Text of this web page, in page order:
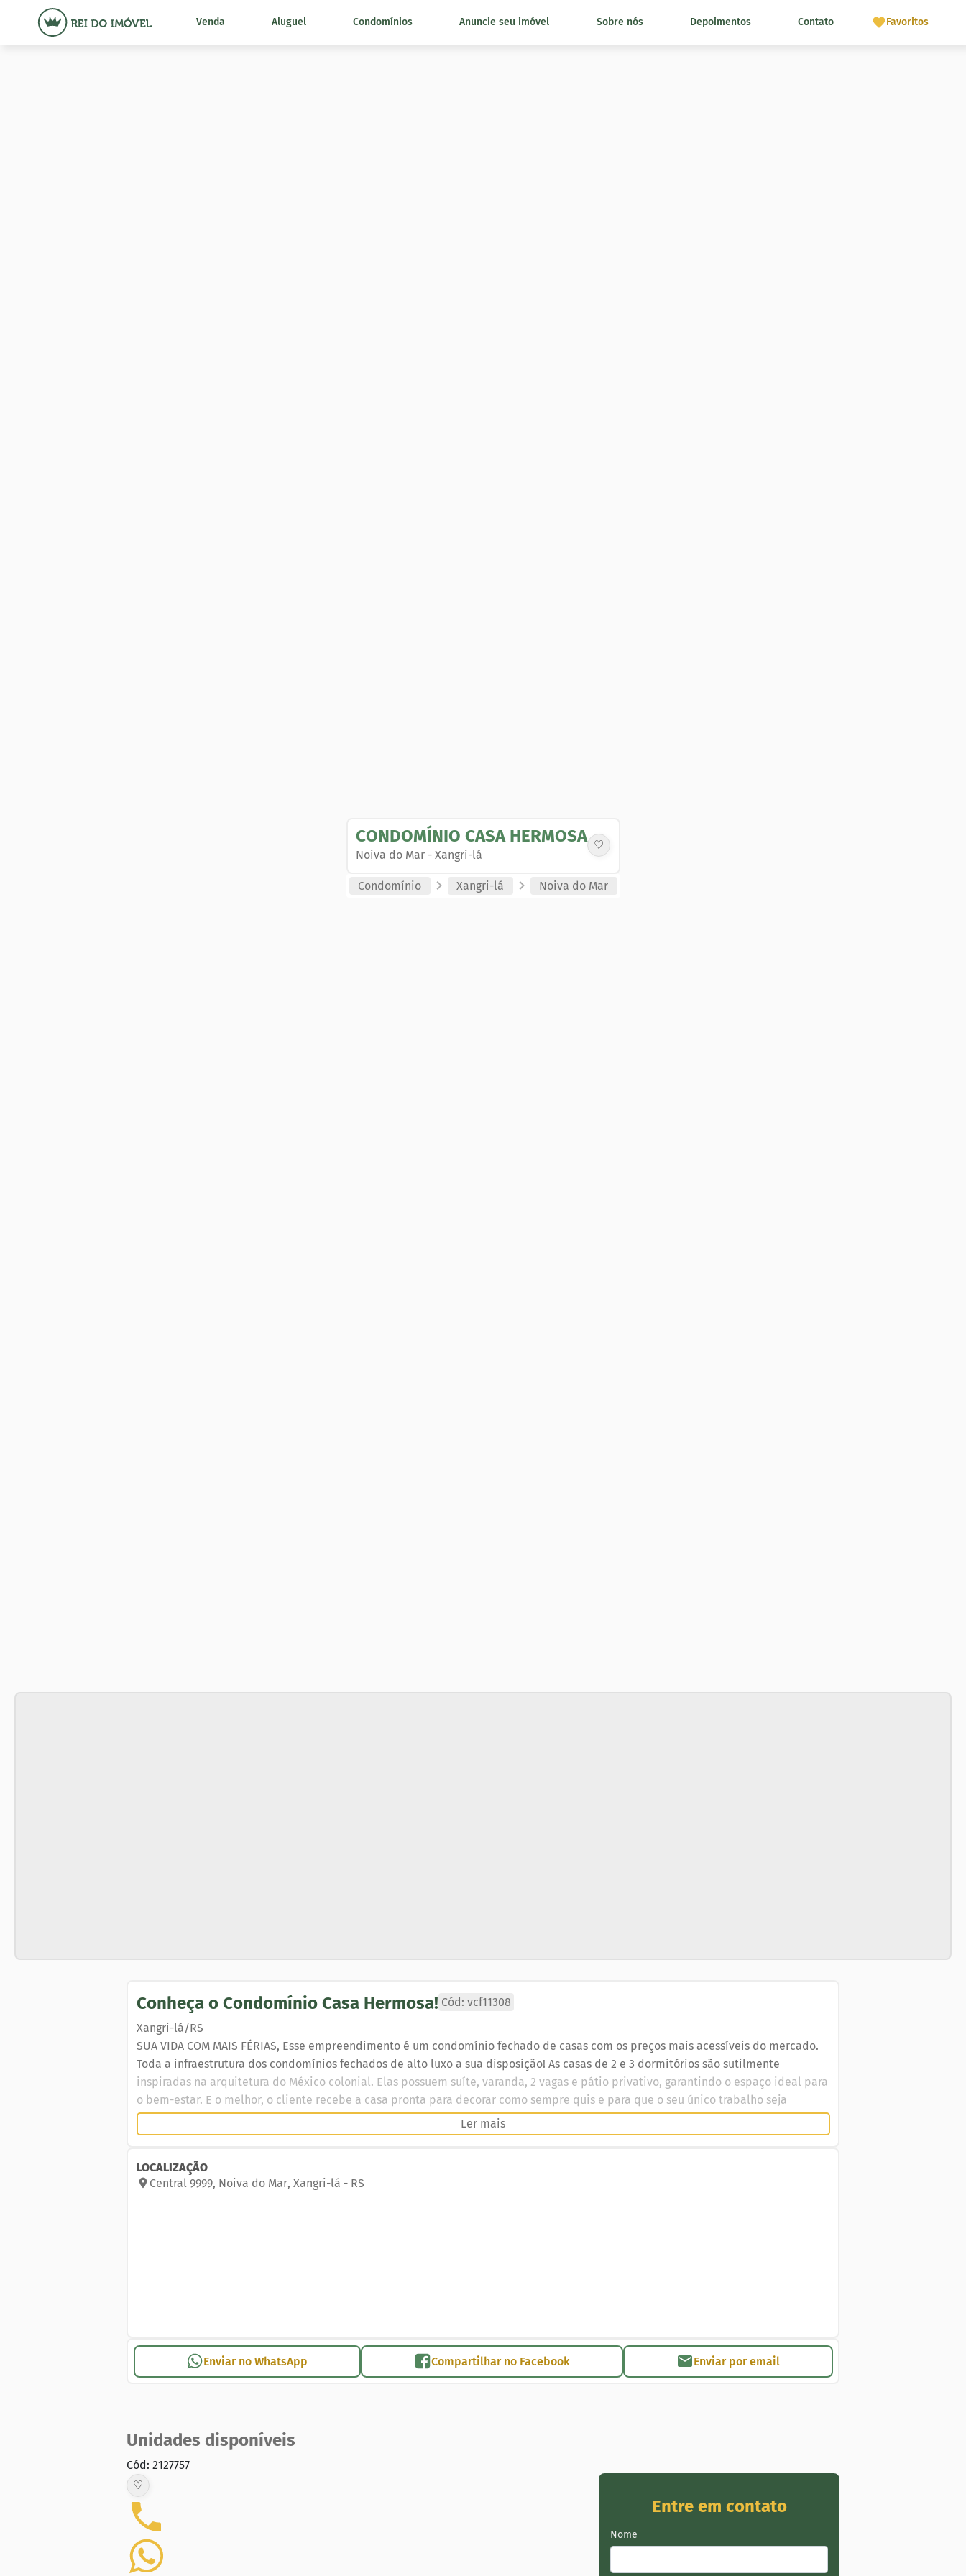
Venda Aluguel Condomínios Anuncie seu imóvel Sobre nós Depoimentos Contato Favoritos
CONDOMÍNIO CASA HERMOSA
Noiva do Mar - Xangri-lá
♡
Condomínio Xangri-lá Noiva do Mar
Conheça o Condomínio Casa Hermosa! Cód: vcf11308
Xangri-lá/RS
SUA VIDA COM MAIS FÉRIAS, Esse empreendimento é um condomínio fechado de casas com os preços mais acessíveis do mercado.
Toda a infraestrutura dos condomínios fechados de alto luxo a sua disposição! As casas de 2 e 3 dormitórios são sutilmente
inspiradas na arquitetura do México colonial. Elas possuem suíte, varanda, 2 vagas e pátio privativo, garantindo o espaço ideal para
o bem-estar. E o melhor, o cliente recebe a casa pronta para decorar como sempre quis e para que o seu único trabalho seja
aproveitar. Clube completo com salão de festas, espaço kids, lareira, gourmeteria, bar, lan house. Piscina com prainha, raia e
escorregador. Lago ornamental e trapiche com lounge e lareira. Playground ao ar livre. INFRAESTRUTURA: Quadras de tênis de saibro
faxineira e baby-sitter.SEGURANÇA:A área do condomínio é fechada e possui segurança 24 horas com portaria e rondas o ano inteiro.
PARADOURO À BEIRA MAR:O condomínio tem um paradouro à beira-mar com tudo o que é preciso para que as pessoas levem para a
Ler mais
LOCALIZAÇÃO
Central 9999, Noiva do Mar, Xangri-lá - RS
Enviar no WhatsApp Compartilhar no Facebook Enviar por email
Unidades disponíveis
Cód: 2127757
♡
Entre em contato
Nome